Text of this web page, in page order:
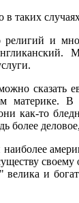
в таких
и
сказать
материке.
как-то
более
своему
велика и